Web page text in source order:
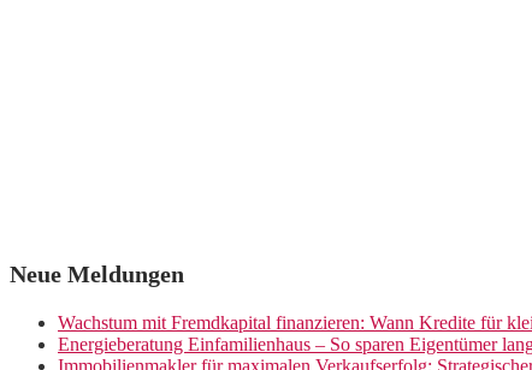
Neue Meldungen
Wachstum mit Fremdkapital finanzieren: Wann Kredite für
Energieberatung Einfamilienhaus – So sparen Eigentümer
Immobilienmakler für maximalen Verkaufserfolg: